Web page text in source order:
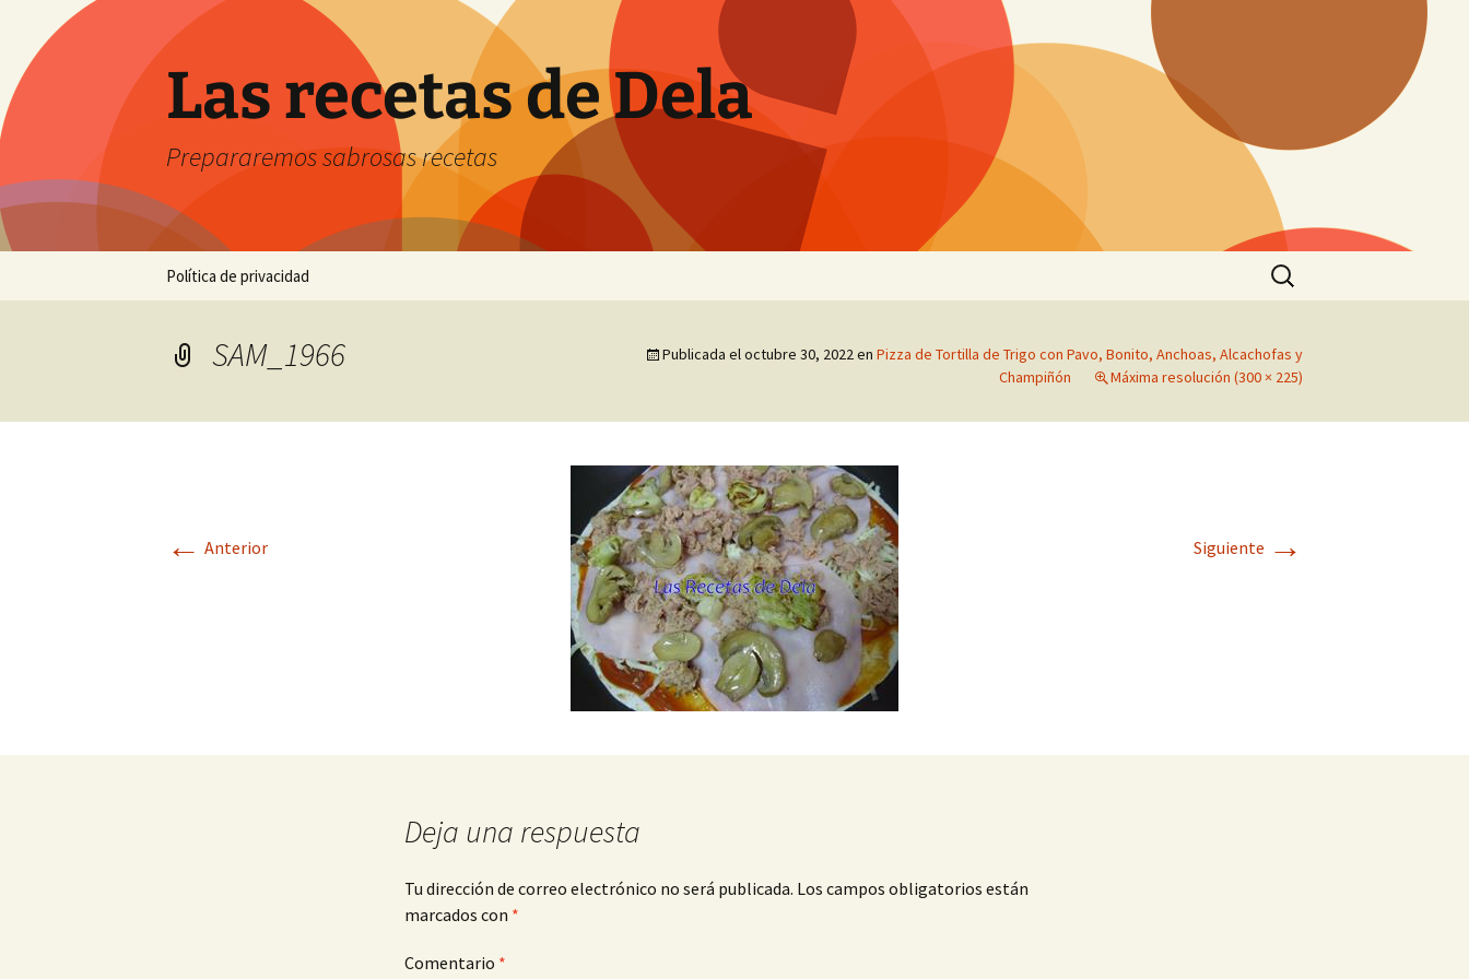
contenido
Las recetas de Dela
Prepararemos sabrosas recetas
Política de privacidad
Buscar:
SAM_1966 Publicada eloctubre 30, 2022en Pizza de Tortilla de Trigo con Pavo, Bonito, Anchoas, Alcachofas y
Champiñón
Máxima resolución (300 × 225)
← Anterior Siguiente →
Deja una respuesta
Tu dirección de correo electrónico no será publicada. Los campos obligatorios están
marcados con *
Comentario *